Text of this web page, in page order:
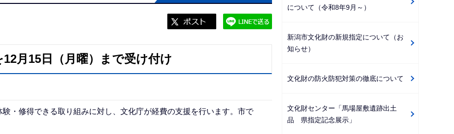
月15日（月曜）まで受け付け
・修得できる取り組みに対し、文化庁が経費の支援を行います。市で
シ
こ
か
ら
について（令和8年9月～）
新潟市文化財の新規指定について（お
知らせ）
文化財の防火防犯対策の徹底について
文化財センター「馬場屋敷遺跡出土
品 県指定記念展示」